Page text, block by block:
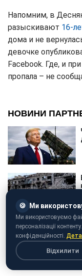
Напомним, в
разыскивают 16-
дома и не
девочке
Facebook. Где, и
пропала – не
🍪 Ми
Ми використовуємо
персоналізації
конфіденційності.
Відхилити